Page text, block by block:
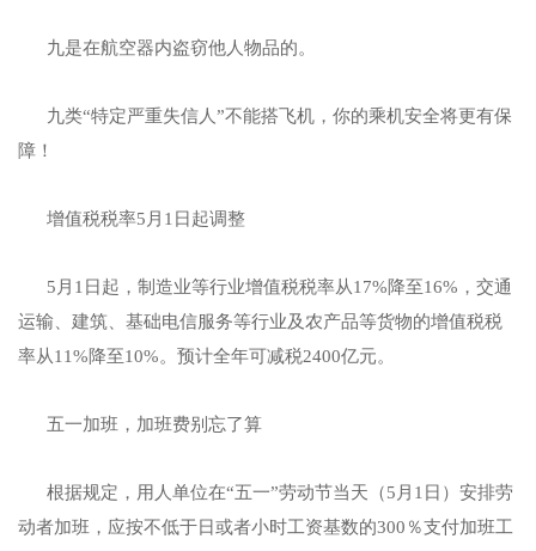
九是在航空器内盗窃他人物品的。
九类“特定严重失信人”不能搭飞机，你的乘机安全将更有保
障！
增值税税率5月1日起调整
5月1日起，制造业等行业增值税税率从17%降至16%，交通
运输、建筑、基础电信服务等行业及农产品等货物的增值税税
率从11%降至10%。预计全年可减税2400亿元。
五一加班，加班费别忘了算
根据规定，用人单位在“五一”劳动节当天（5月1日）安排劳
动者加班，应按不低于日或者小时工资基数的300％支付加班工